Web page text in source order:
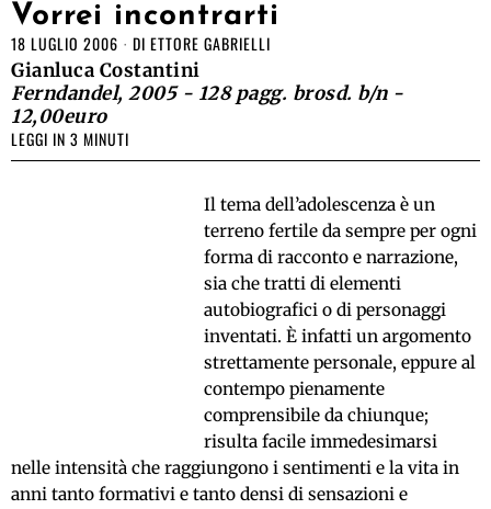
Vorrei incontrarti
18 LUGLIO 2006 DI ETTORE GABRIELLI
Gianluca Costantini
Ferndandel, 2005 - 128 pagg. brosd. b/n -
12,00euro
LEGGI IN 3 MINUTI
Il tema dell’adolescenza è un
terreno fertile da sempre per ogni
forma di racconto e narrazione,
sia che tratti di elementi
autobiografici o di personaggi
inventati. È infatti un argomento
strettamente personale, eppure al
contempo pienamente
comprensibile da chiunque;
risulta facile immedesimarsi
nelle intensità che raggiungono i sentimenti e la vita in
anni tanto formativi e tanto densi di sensazioni e